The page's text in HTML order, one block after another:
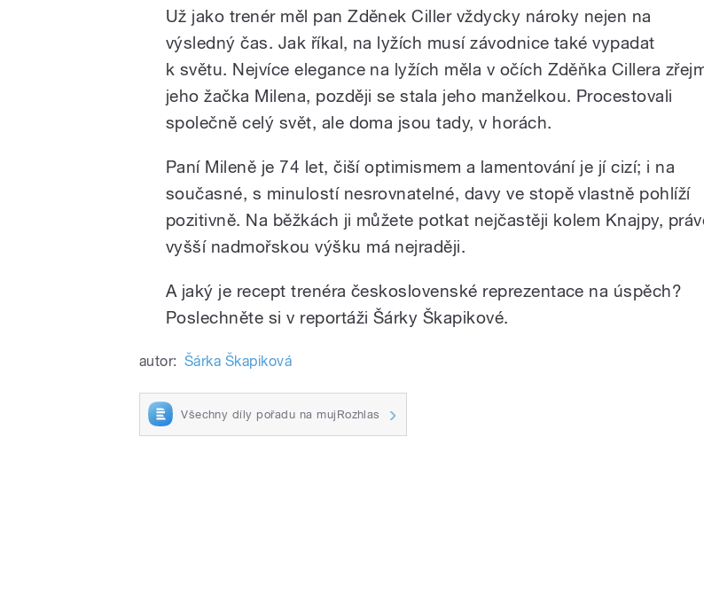
Už jako trenér měl pan Zděnek Ciller vždycky nároky nejen na
výsledný čas. Jak říkal, na lyžích musí závodnice také vypadat
k světu. Nejvíce elegance na lyžích měla v očích Zděňka Cillera
jeho žačka Milena, později se stala jeho manželkou. Procestovali
společně celý svět, ale doma jsou tady, v horách.
Paní Mileně je 74 let, čiší optimismem a lamentování je jí cizí; i na
současné, s minulostí nesrovnatelné, davy ve stopě vlastně pohlíží
pozitivně. Na běžkách ji můžete potkat nejčastěji kolem Knajpy,
vyšší nadmořskou výšku má nejraději.
A jaký je recept trenéra československé reprezentace na úspěch?
Poslechněte si v reportáži Šárky Škapikové.
autor: Šárka Škapiková
Všechny díly pořadu na mujRozhlas